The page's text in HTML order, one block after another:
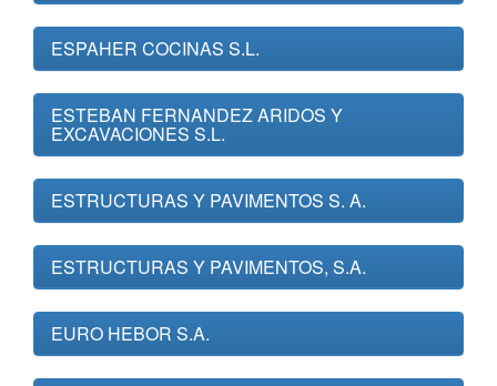
ESPAHER COCINAS S.L.
ESTEBAN FERNANDEZ ARIDOS Y
EXCAVACIONES S.L.
ESTRUCTURAS Y PAVIMENTOS S. A.
ESTRUCTURAS Y PAVIMENTOS, S.A.
EURO HEBOR S.A.